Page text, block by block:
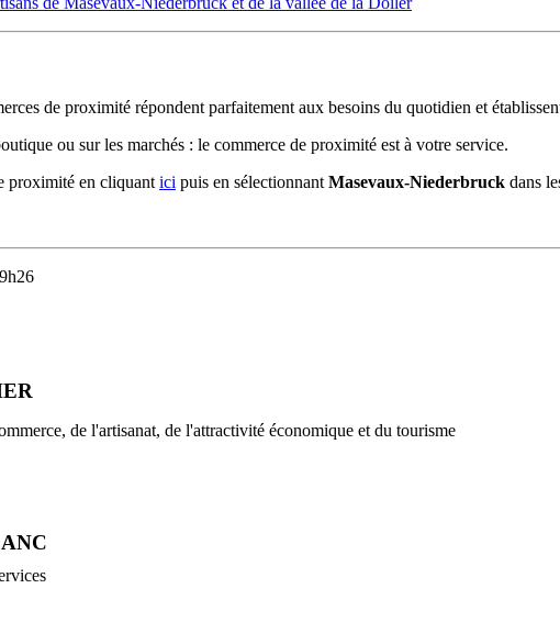
de proximité répondent parfaitement aux besoins du quotidien et
ou sur les marchés : le commerce de proximité est à votre service.
proximité en cliquant ici puis en sélectionnant Masevaux-Niederbruck dans
de l'artisanat, de l'attractivité économique et du tourisme